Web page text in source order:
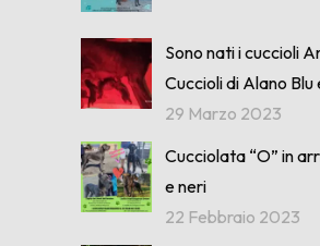
Sono nati i cuccioli
Cuccioli di Alano Blu
29 Marzo 2023
Cucciolata “O” in
e neri
22 Febbraio 2023